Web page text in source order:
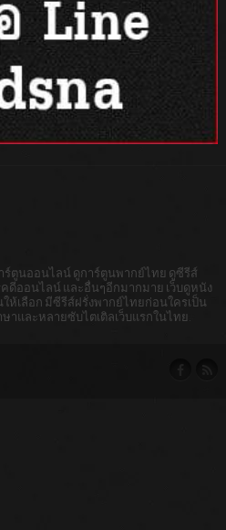
ตูนออนไลน์ ดูการ์ตูนพากย์ไทย ดูซีรีส์
ดีออนไลน์ และอื่นๆอีกมากมาย เว็บดูหนัง
ห้เลือก มีซีรีส์ฝรั่งพากย์ไทยก่อนใครเป็น
าและหลายซับไตเติลเว็บแรกในไทย.